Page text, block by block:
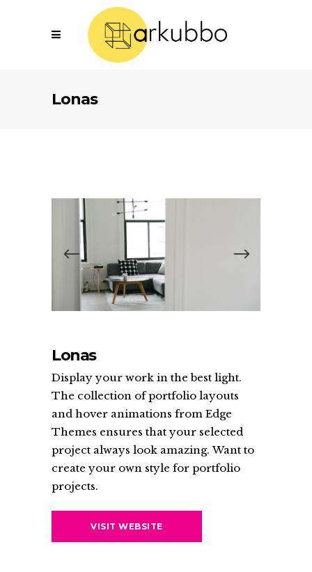
Lonas
Lonas
Display your work in the best light.
The collection of portfolio layouts
and hover animations from Edge
Themes ensures that your selected
project always look amazing. Want to
create your own style for portfolio
projects.
VISIT WEBSITE